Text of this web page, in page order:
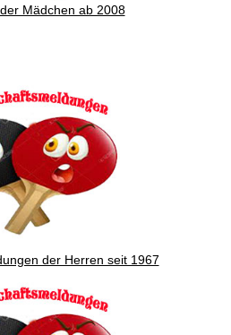
Mädchen ab 2008
der Herren seit 1967